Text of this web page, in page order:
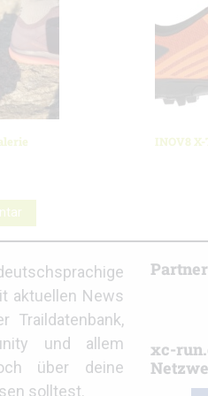
INOV8
aktuellen News
Traildatenbank,
und allem
über deine
solltest.
Partner
xc-